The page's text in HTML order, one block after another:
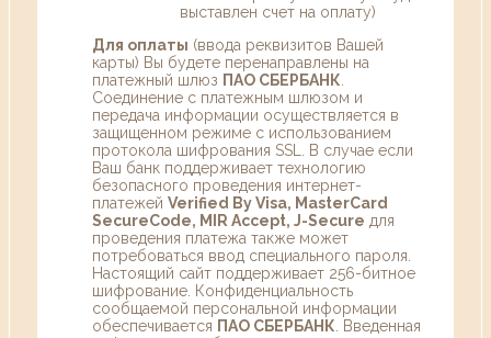
выставлен счет на оплату)
Для оплаты (ввода реквизитов Вашей
карты) Вы будете перенаправлены на
платежный шлюз ПАО СБЕРБАНК
Соединение с платежным шлюзом и
передача информации осуществляется в
защищенном режиме с использованием
протокола шифрования SSL. В случае если
Ваш банк поддерживает технологию
безопасного проведения интернет-
платежей Verified By Visa, MasterCard
SecureCode, MIR Accept, J-Secure для
проведения платежа также может
потребоваться ввод специального пароля.
Настоящий сайт поддерживает 256-битное
шифрование. Конфиденциальность
сообщаемой персональной информации
обеспечивается ПАО СБЕРБАНК . Введенная